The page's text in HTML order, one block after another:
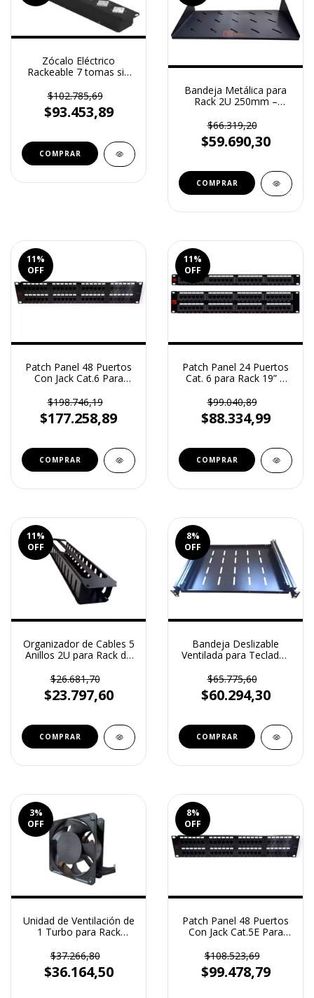
Zócalo Eléctrico
Rackeable 7 tomas sin
ZEH7)
$102.785,69
$93.453,89
Bandeja Metálica para
Rack 2U 250mm –
$66.319,20
$59.690,30
11%
OFF
Patch Panel 48 Puertos
Con Jack Cat.6 Para
PP-648)
$198.746,19
$177.258,89
11%
OFF
Patch Panel 24 Puertos
Cat. 6 para Rack 19” –
$99.040,89
$88.334,99
11%
OFF
Organizador de Cables 5
Anillos 2U para Rack de
Reguvolt (RV-O-2U-TAP)
$26.681,70
$23.797,60
8%
OFF
Bandeja Deslizable
Ventilada para Teclados
a 800 mm – Reguvolt
(RV-BT-68)
$65.775,60
$60.294,30
3%
OFF
Unidad de Ventilación de
1 Turbo para Rack
COOL-1U)
$37.266,80
$36.164,50
8%
OFF
Patch Panel 48 Puertos
Con Jack Cat.5E Para
PP-548)
$108.523,69
$99.478,79